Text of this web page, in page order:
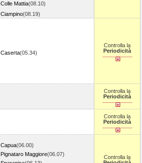
Colle Mattia(08.10)
Ciampino(08.19)
Caserta(05.34)
Controlla la
Periodicità
Controlla la
Periodicità
Controlla la
Periodicità
Capua(06.00)
Pignataro Maggiore(06.07)
Controlla la